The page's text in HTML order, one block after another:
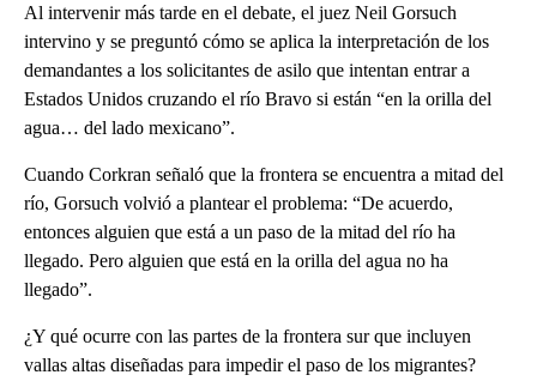
Al intervenir más tarde en el debate, el juez Neil Gorsuch
intervino y se preguntó cómo se aplica la interpretación de los
demandantes a los solicitantes de asilo que intentan entrar a
Estados Unidos cruzando el río Bravo si están “en la orilla del
agua… del lado mexicano”.
Cuando Corkran señaló que la frontera se encuentra a mitad del
río, Gorsuch volvió a plantear el problema: “De acuerdo,
entonces alguien que está a un paso de la mitad del río ha
llegado. Pero alguien que está en la orilla del agua no ha
llegado”.
¿Y qué ocurre con las partes de la frontera sur que incluyen
vallas altas diseñadas para impedir el paso de los migrantes?